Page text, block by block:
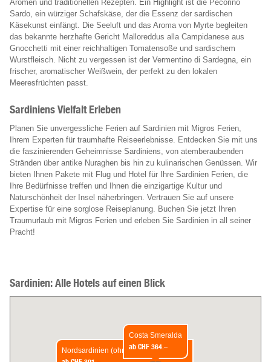
Aromen und traditionellen Rezepten. Ein Highlight ist die Pecorino
Sardo, ein würziger Schafskäse, der die Essenz der sardischen
Käsekunst einfängt. Die Seeluft und das Aroma von Myrte begleiten
das bekannte herzhafte Gericht Malloreddus alla Campidanese aus
Gnocchetti mit einer reichhaltigen Tomatensoße und sardischem
Wurstfleisch. Nicht zu vergessen ist der Vermentino di Sardegna, ein
frischer, aromatischer Weißwein, der perfekt zu den lokalen
Meeresfrüchten passt.
Sardiniens Vielfalt Erleben
Planen Sie unvergessliche Ferien auf Sardinien mit Migros Ferien,
Ihrem Experten für traumhafte Reiseerlebnisse. Entdecken Sie mit uns
die faszinierenden Geheimnisse Sardiniens, von atemberaubenden
Stränden über antike Nuraghen bis hin zu kulinarischen Genüssen. Wir
bieten Ihnen Pakete mit Flug und Hotel für Ihre Sardinien Ferien, die
Ihre Bedürfnisse treffen und Ihnen die einzigartige Kultur und
Naturschönheit der Insel näherbringen. Vertrauen Sie auf unsere
Expertise für eine sorglose Reiseplanung. Buchen Sie jetzt Ihren
Traumurlaub mit Migros Ferien und erleben Sie Sardinien in all seiner
Pracht!
Sardinien: Alle Hotels auf einen Blick
Nordsardinien (ohne Costa Smeralda)
Costa Smeralda
ab CHF 364.–